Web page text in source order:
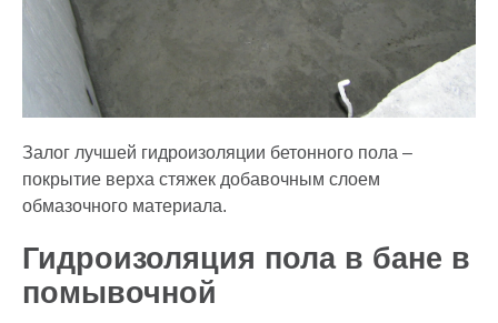
Залог лучшей гидроизоляции бетонного пола –
покрытие верха стяжек добавочным слоем
обмазочного материала.
Гидроизоляция пола в бане в
помывочной